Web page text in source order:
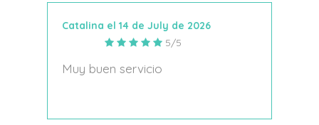
Catalina el 14 de July de 2026
5/5
Muy buen servicio